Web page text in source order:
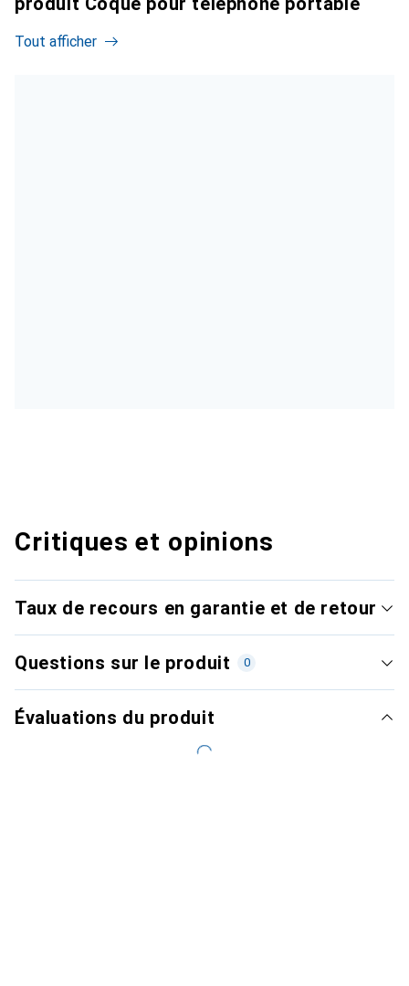
Tout afficher
Critiques et opinions
Taux de recours en garantie et de retour
Questions sur le produit 0
Évaluations du produit